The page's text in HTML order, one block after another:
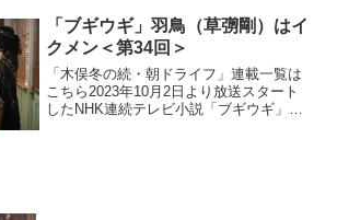
間たちと切磋琢磨...
「ブギウギ」羽鳥（草彅剛）はイ
クメン＜第34回＞
「木俣冬の続・朝ドライフ」連載一覧は
こちら2023年10月2日より放送スタート
したNHK連続テレビ小説「ブギウギ」。